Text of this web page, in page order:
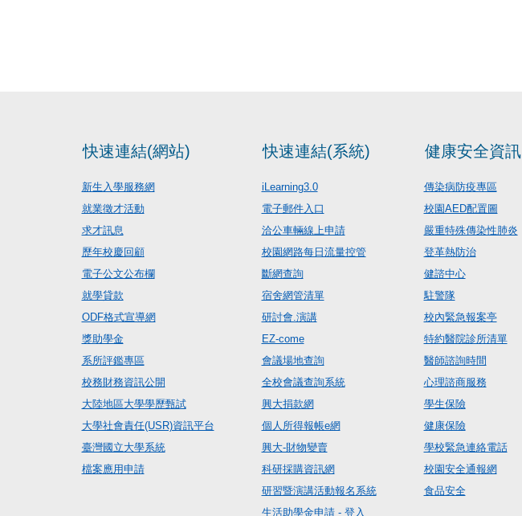
快速連結(網站)
新生入學服務網
就業徵才活動
求才訊息
歷年校慶回顧
電子公文公布欄
就學貸款
ODF格式宣導網
獎助學金
系所評鑑專區
校務財務資訊公開
大陸地區大學學歷甄試
大學社會責任(USR)資訊平台
臺灣國立大學系統
檔案應用申請
快速連結(系統)
iLearning3.0
電子郵件入口
洽公車輛線上申請
校園網路每日流量控管
斷網查詢
宿舍網管清單
研討會.演講
EZ-come
會議場地查詢
全校會議查詢系統
興大捐款網
個人所得報帳e網
興大-財物變賣
科研採購資訊網
研習暨演講活動報名系統
生活助學金申請 - 登入
健康安全資訊
傳染病防疫專區
校園AED配置圖
嚴重特殊傳染性肺炎
登革熱防治
健諮中心
駐警隊
校內緊急報案亭
特約醫院診所清單
醫師諮詢時間
心理諮商服務
學生保險
健康保險
學校緊急連絡電話
校園安全通報網
食品安全